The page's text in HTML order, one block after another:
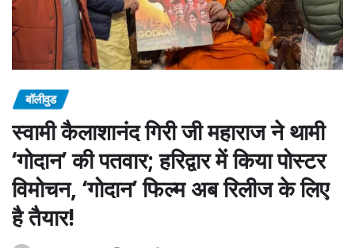
बॉलीवुड
स्वामी कैलाशानंद गिरी जी महाराज ने थामी
‘गोदान’ की पतवार; हरिद्वार में किया पोस्टर
विमोचन, ‘गोदान’ फिल्म अब रिलीज के लिए
है तैयार!